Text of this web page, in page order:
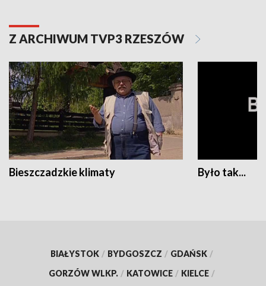
Z ARCHIWUM TVP3 RZESZÓW
Bieszczadzkie klimaty Było tak...
BIAŁYSTOK / BYDGOSZCZ / GDAŃSK /
GORZÓW WLKP. / KATOWICE / KIELCE /